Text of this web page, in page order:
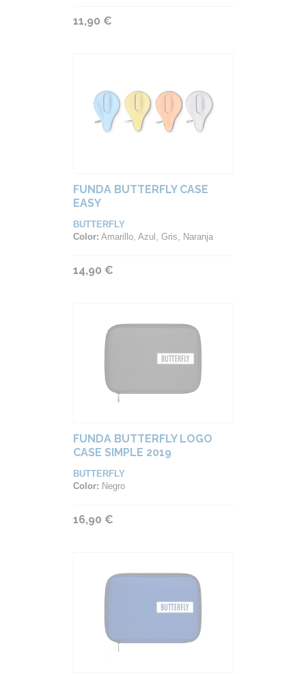
11,90 €
FUNDA BUTTERFLY CASE
EASY
BUTTERFLY
Color: Amarillo, Azul, Gris, Naranja
14,90 €
FUNDA BUTTERFLY LOGO
CASE SIMPLE 2019
BUTTERFLY
Color: Negro
16,90 €